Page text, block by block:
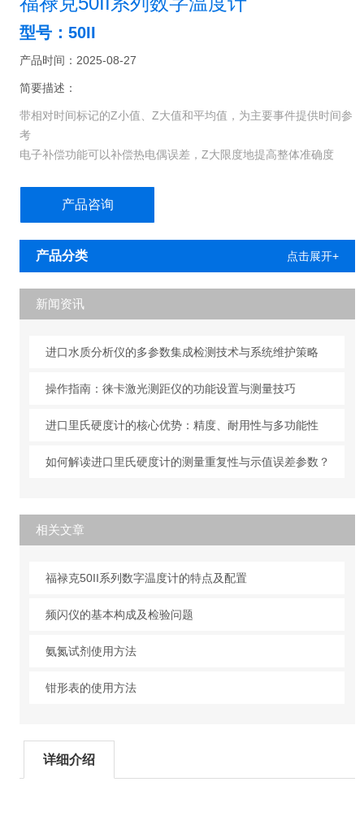
型号：50II
产品时间：2025-08-27
简要描述：
带相对时间标记的Z小值、Z大值和平均值，为主要事件提供时间参
考
电子补偿功能可以补偿热电偶误差，Z大限度地提高整体准确度
产品咨询
产品分类 点击展开+
新闻资讯
进口水质分析仪的多参数集成检测技术与系统维护策略
操作指南：徕卡激光测距仪的功能设置与测量技巧
进口里氏硬度计的核心优势：精度、耐用性与多功能性
如何解读进口里氏硬度计的测量重复性与示值误差参数？
相关文章
福禄克50II系列数字温度计的特点及配置
频闪仪的基本构成及检验问题
氨氮试剂使用方法
钳形表的使用方法
详细介绍